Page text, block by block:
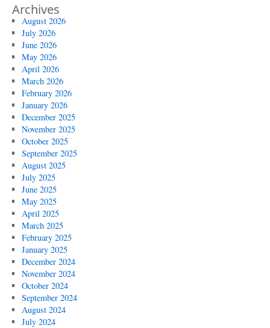
Archives
August 2026
July 2026
June 2026
May 2026
April 2026
March 2026
February 2026
January 2026
December 2025
November 2025
October 2025
September 2025
August 2025
July 2025
June 2025
May 2025
April 2025
March 2025
February 2025
January 2025
December 2024
November 2024
October 2024
September 2024
August 2024
July 2024